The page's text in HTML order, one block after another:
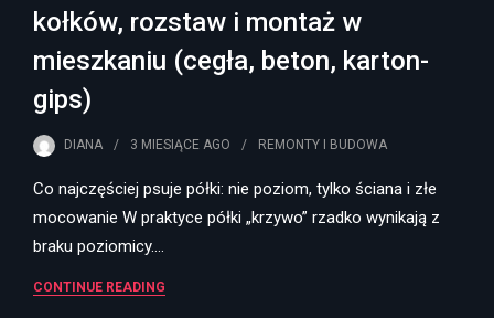
kołków, rozstaw i montaż w
mieszkaniu (cegła, beton, karton-
gips)
DIANA 3 MIESIĄCE AGO REMONTY I BUDOWA
Co najczęściej psuje półki: nie poziom, tylko ściana i złe
mocowanie W praktyce półki „krzywo” rzadko wynikają z
braku poziomicy.…
CONTINUE READING